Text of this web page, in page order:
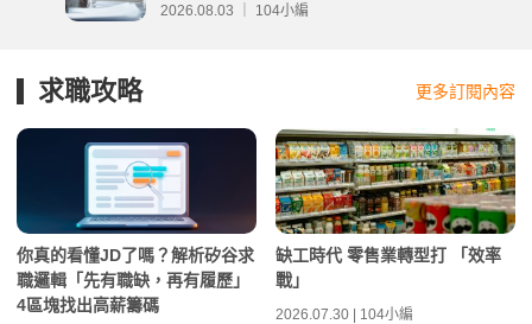
分析
2026.08.03 ｜ 104小編
求職攻略 更多訂閱內容
你真的看懂JD了嗎？解析矽谷求
職邏輯「先有職缺，再有履歷」
4區塊找出高薪籌碼
缺工時代 零售業轉型打 「效率
戰」
2026.07.30 | 104小編